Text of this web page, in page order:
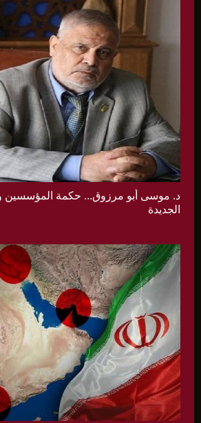
د. موسى أبو مرزوق... حكمة المؤسسين
الجديدة